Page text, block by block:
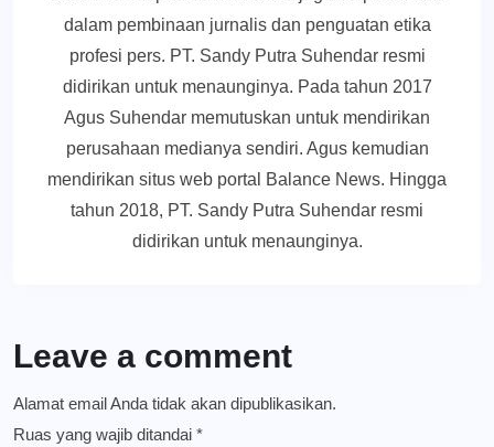
dalam pembinaan jurnalis dan penguatan etika
profesi pers. PT. Sandy Putra Suhendar resmi
didirikan untuk menaunginya. Pada tahun 2017
Agus Suhendar memutuskan untuk mendirikan
perusahaan medianya sendiri. Agus kemudian
mendirikan situs web portal Balance News. Hingga
tahun 2018, PT. Sandy Putra Suhendar resmi
didirikan untuk menaunginya.
Leave a comment
Alamat email Anda tidak akan dipublikasikan.
Ruas yang wajib ditandai *